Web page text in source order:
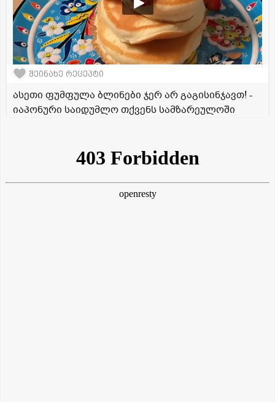
შეინახე რეცეპტი
ასეთი ფუმფულა ბლინები ჯერ არ გაგისინჯავთ! -
იაპონური საიდუმლო თქვენს სამზარეულოში